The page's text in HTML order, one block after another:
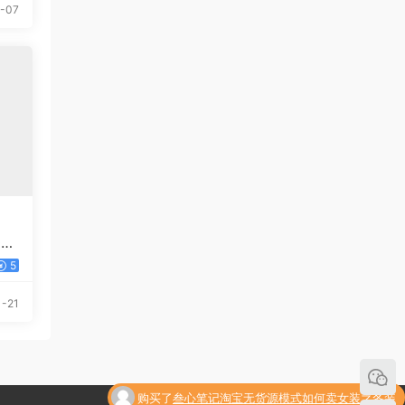
07
5
21
购买了叁心笔记淘宝无货源模式如何卖女装之冬装